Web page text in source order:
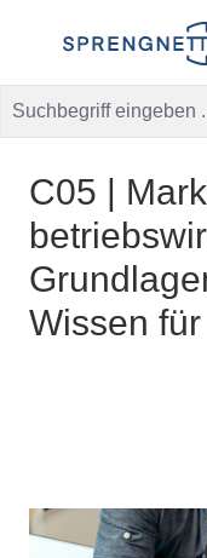
C05 |
Wissen